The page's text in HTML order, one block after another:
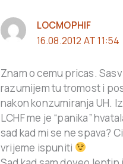
LOCMOPHIF
16.08.2012 AT 11:54
Znam o cemu pricas.
razumijem tu tromost i
nakon konzumiranja UH.
LCHF me je “panika”
sad kad mi se ne spava?
vrijeme ispuniti